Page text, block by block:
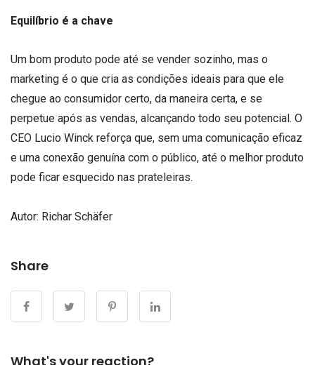
Equilíbrio é a chave
Um bom produto pode até se vender sozinho, mas o
marketing é o que cria as condições ideais para que ele
chegue ao consumidor certo, da maneira certa, e se
perpetue após as vendas, alcançando todo seu potencial. O
CEO Lucio Winck reforça que, sem uma comunicação eficaz
e uma conexão genuína com o público, até o melhor produto
pode ficar esquecido nas prateleiras.
Autor: Richar Schäfer
Share
What's your reaction?